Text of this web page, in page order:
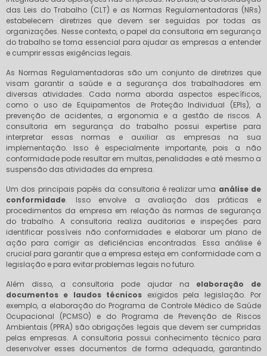
das Leis do Trabalho (CLT) e as Normas Regulamentadoras (NRs)
estabelecem diretrizes que devem ser seguidas por todas as
organizações. Nesse contexto, o papel da consultoria em segurança
do trabalho se torna essencial para ajudar as empresas a entender
e cumprir essas exigências legais.
As Normas Regulamentadoras são um conjunto de diretrizes que
visam garantir a saúde e a segurança dos trabalhadores em
diversas atividades. Cada norma aborda aspectos específicos,
como o uso de Equipamentos de Proteção Individual (EPIs), a
prevenção de acidentes, a ergonomia e a gestão de riscos. A
consultoria em segurança do trabalho possui expertise para
interpretar essas normas e auxiliar as empresas na sua
implementação. Isso é especialmente importante, pois a não
conformidade pode resultar em multas, penalidades e até mesmo a
suspensão das atividades da empresa.
Um dos principais papéis da consultoria é realizar uma análise de
conformidade. Isso envolve a avaliação das práticas e
procedimentos da empresa em relação às normas de segurança
do trabalho. A consultoria realiza auditorias e inspeções para
identificar possíveis não conformidades e elaborar um plano de
ação para corrigir as deficiências encontradas. Essa análise é
crucial para garantir que a empresa esteja em conformidade com a
legislação e para evitar problemas legais no futuro.
Além disso, a consultoria pode ajudar na elaboração de
documentos e laudos técnicos exigidos pela legislação. Por
exemplo, a elaboração do Programa de Controle Médico de Saúde
Ocupacional (PCMSO) e do Programa de Prevenção de Riscos
Ambientais (PPRA) são obrigações legais que devem ser cumpridas
pelas empresas. A consultoria possui conhecimento técnico para
desenvolver esses documentos de forma adequada, garantindo